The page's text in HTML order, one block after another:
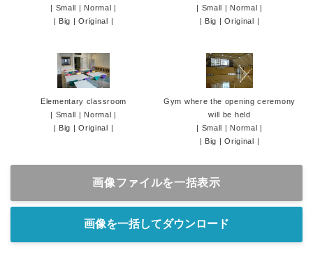
Small Normal
Big |Original
Small Normal
Big |Original
Elementary classroom
Small Normal
Big |Original
Gym where the opening ceremony
will be held
Small Normal
Big |Original
画像ファイルを一括表示
画像を一括してダウンロード